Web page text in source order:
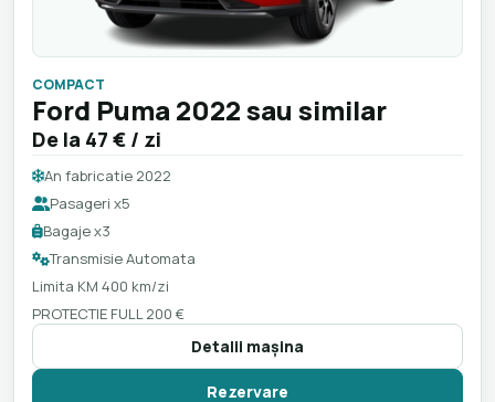
COMPACT
Ford Puma 2022 sau similar
De la 47 € / zi
An fabricatie 2022
Pasageri x5
Bagaje x3
Transmisie Automata
Limita KM 400 km/zi
PROTECTIE FULL 200 €
Detalii maşina
Rezervare